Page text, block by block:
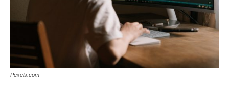
Pexels.com